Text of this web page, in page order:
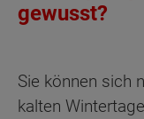
gewusst?
Sie können sich
kalten